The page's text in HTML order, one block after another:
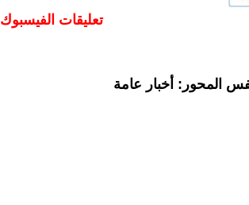
تعليقات الفيسبوك
المحور: أخبار عامة